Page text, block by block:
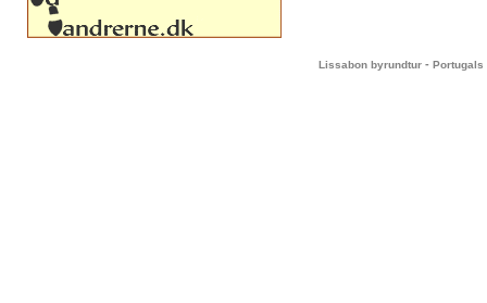
Lissabon byrundtur - Portugals